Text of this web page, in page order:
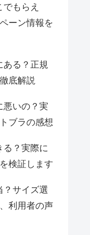
もらえ
ーン情報を
る？正規
底解説
悪いの？実
ブラの感想
る？実際に
検証します
？サイズ選
利用者の声